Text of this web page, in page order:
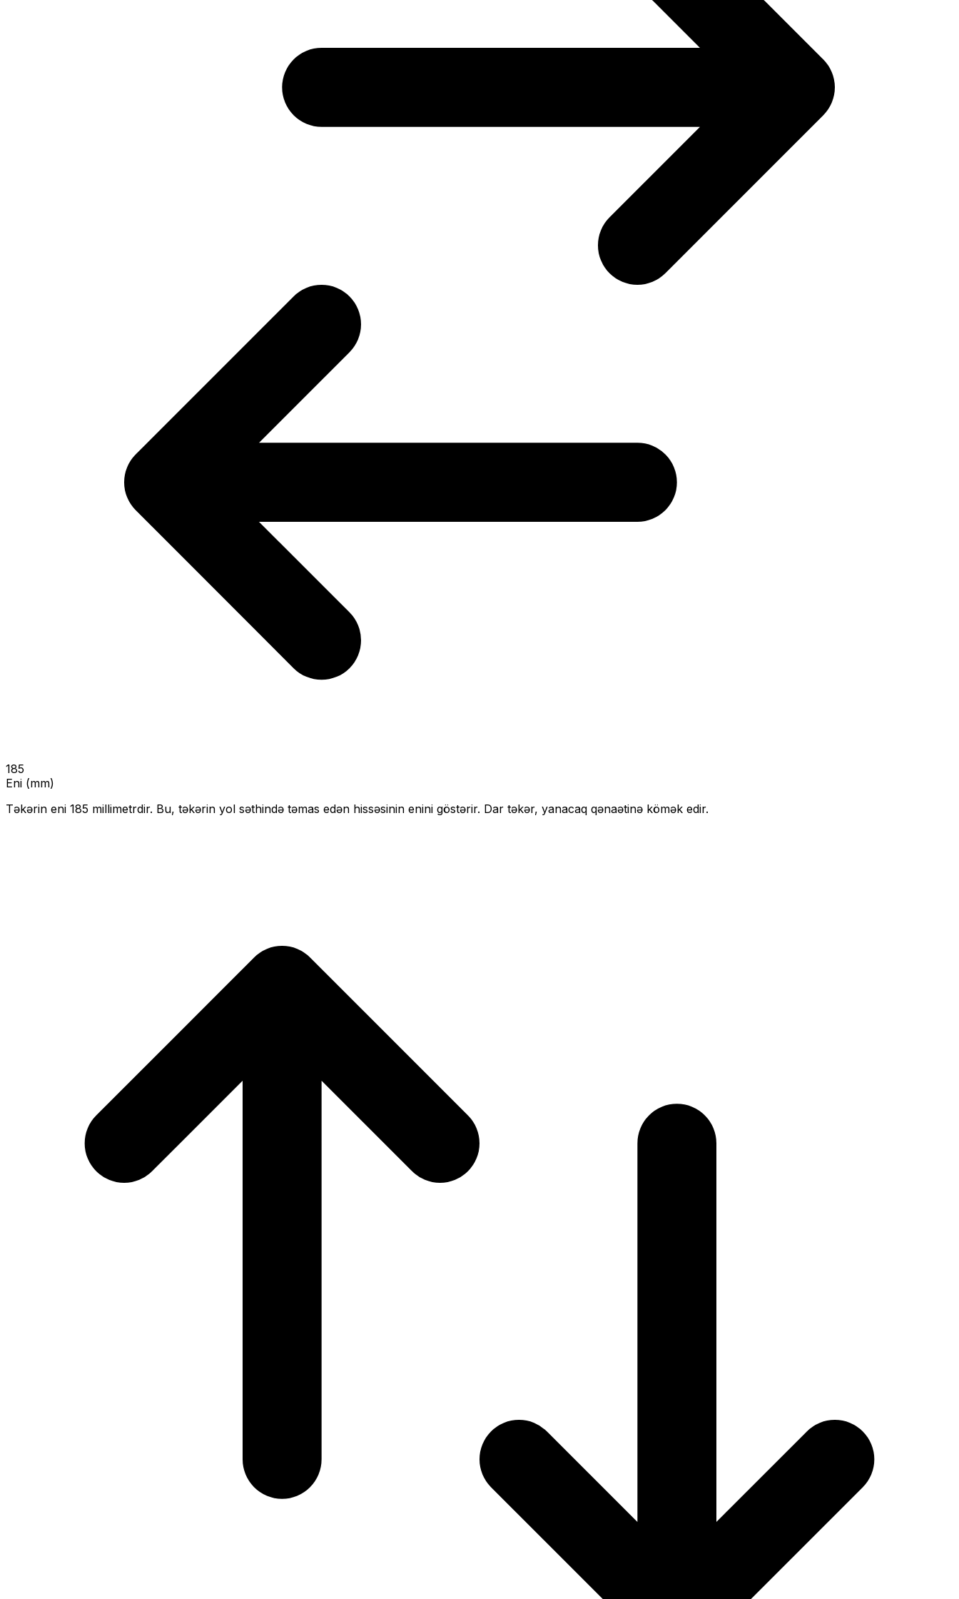
185
Eni (mm)
Təkərin eni 185 millimetrdir. Bu, təkərin yol səthində təmas edən hissəsinin enini göstərir. Dar təkər, yanacaq qənaətinə kömək edir.